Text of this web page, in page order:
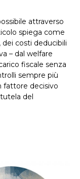
attraverso
spiega come
costi deducibili
– dal welfare
fiscale senza
sempre più
fattore decisivo
del